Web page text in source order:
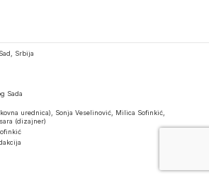
Srbija
Sada
urednica), Sonja Veselinović, Milica Sofinkić,
(dizajner)